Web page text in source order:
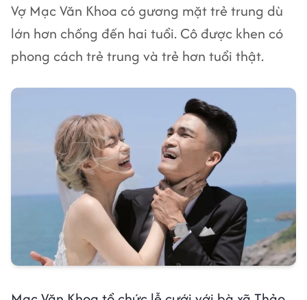
Vợ Mạc Văn Khoa có gương mặt trẻ trung dù
lớn hơn chồng đến hai tuổi. Cô được khen có
phong cách trẻ trung và trẻ hơn tuổi thật.